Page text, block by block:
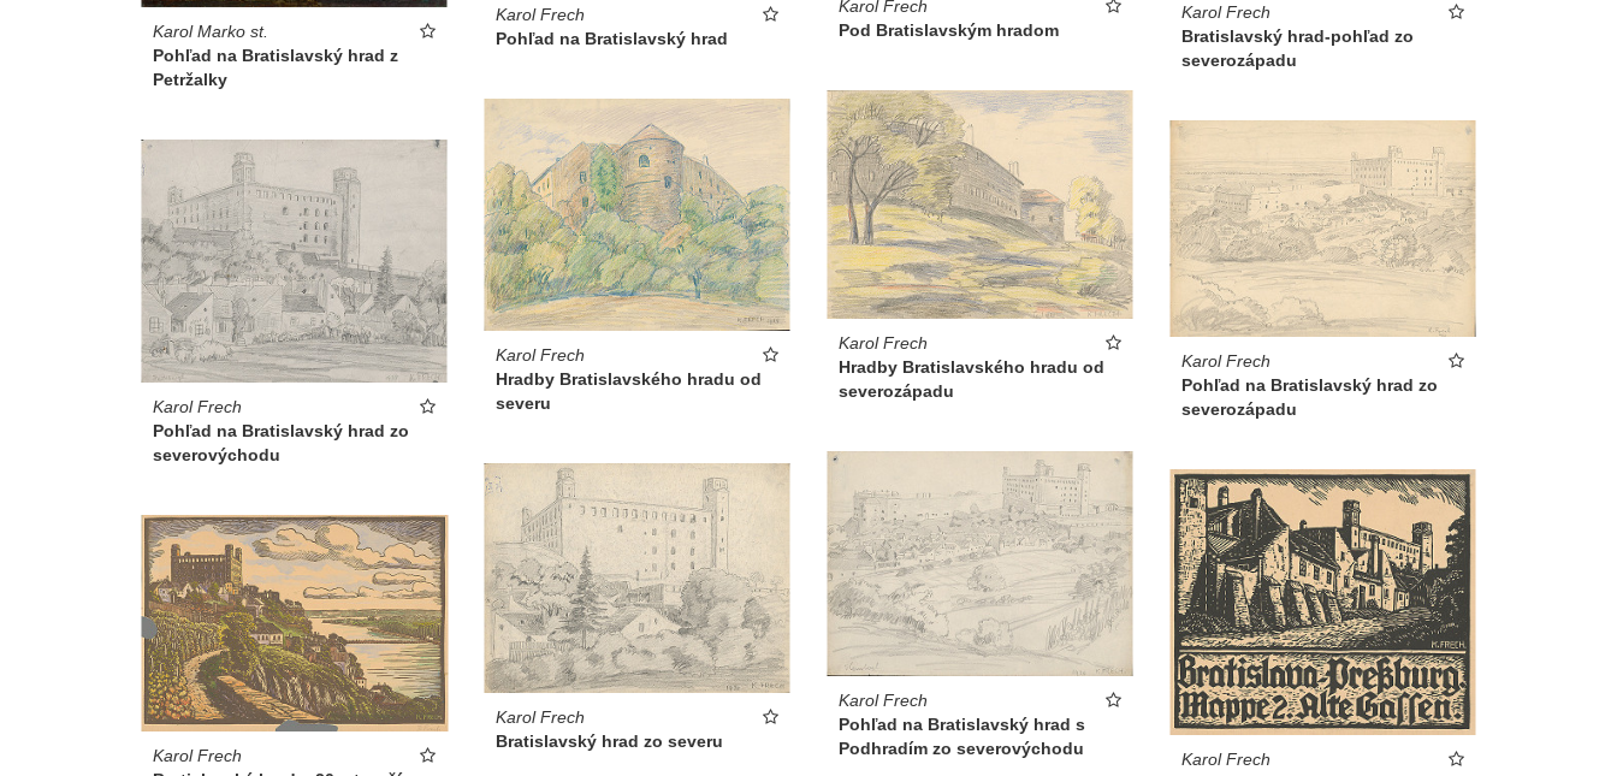
Karol Marko st.
Pohľad na Bratislavský hrad z
Petržalky
Karol Frech
Pohľad na Bratislavský hrad
Karol Frech
Pod Bratislavským hradom
Karol Frech
Bratislavský hrad-pohľad zo
severozápadu
Karol Frech
Hradby Bratislavského hradu od
severozápadu
Karol Frech
Hradby Bratislavského hradu od
severu
Karol Frech
Pohľad na Bratislavský hrad zo
severozápadu
Karol Frech
Pohľad na Bratislavský hrad zo
severovýchodu
Karol Frech
Pohľad na Bratislavský hrad s
Podhradím zo severovýchodu
Karol Frech
Bratislavský hrad zo severu
Karol Frech
Karol Frech